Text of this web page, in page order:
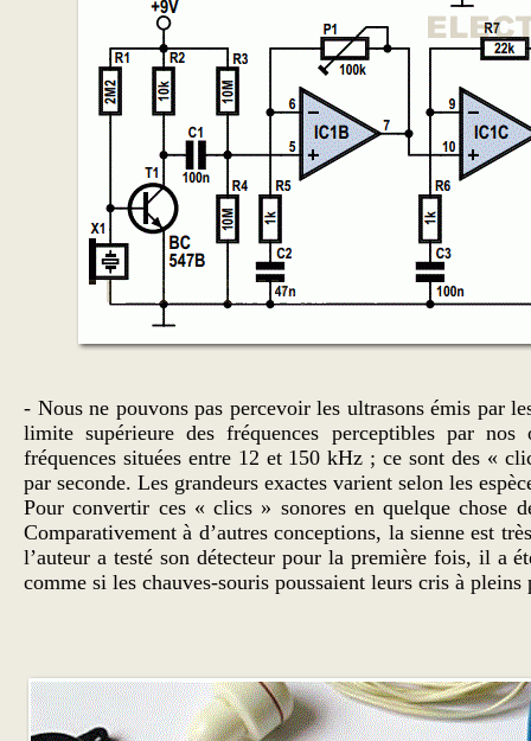
- Nous ne pouvons pas percevoir les ultrasons émis par
limite supérieure des fréquences perceptibles par
fréquences situées entre 12 et 150 kHz ; ce sont des «
par seconde. Les grandeurs exactes varient selon les
Pour convertir ces « clics » sonores en quelque chose
Comparativement à d’autres conceptions, la sienne est
l’auteur a testé son détecteur pour la première fois, il a
comme si les chauves-souris poussaient leurs cris à pleins